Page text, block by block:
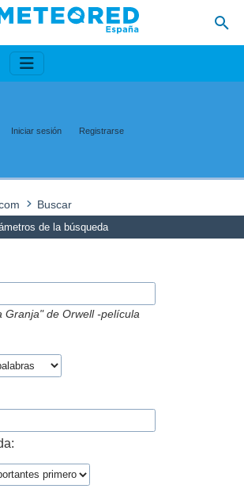
Iniciar sesión Registrarse
Buscar
de la búsqueda
Granja" de Orwell -película